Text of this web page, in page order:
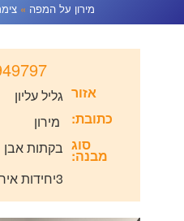
מירון על המפה »
טלפון
אזור גליל עליון
כתובת:
מירון
סוג
מבנה: בקתות אבן
3יחידות אירוח